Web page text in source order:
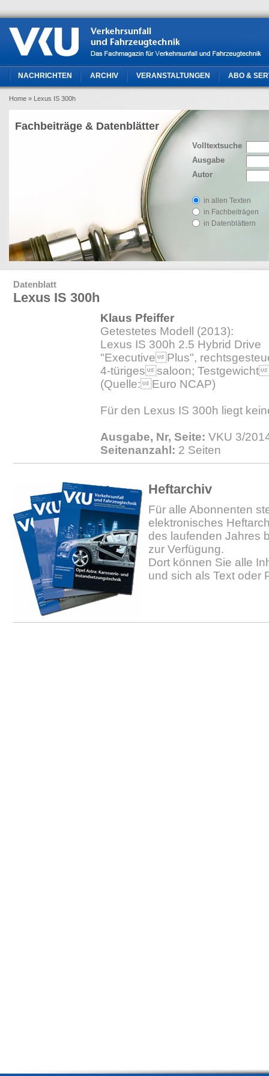
NACHRICHTEN ARCHIV VERANSTALTUNGEN ABO &
Home » Lexus IS 300h
Volltextsuche
Ausgabe
Autor
in allen Texten
in Fachbeiträgen
in Datenblättern
Fachbeiträge & Datenblätter
Datenblatt
Lexus IS 300h
Klaus Pfeiffer
Getestetes Modell (2013):
Lexus IS 300h 2.5 Hybrid Drive
"ExecutivePlus",
4-türigessaloon; Testgewicht
(Quelle:Euro NCAP)
Für den Lexus IS 300h liegt
Ausgabe, Nr, Seite: VKU 3/
Seitenanzahl: 2 Seiten
Heftarchiv
Für alle Abonnenten
elektronisches
des laufenden Jahres
zur Verfügung.
Dort können Sie alle
und sich als Text oder